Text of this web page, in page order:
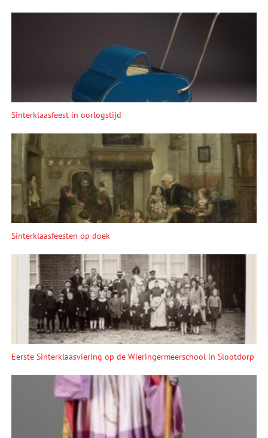
Sinterklaasfeest in oorlogstijd
Sinterklaasfeesten op doek
Eerste Sinterklaasviering op de Wieringermeerschool in Slootdorp